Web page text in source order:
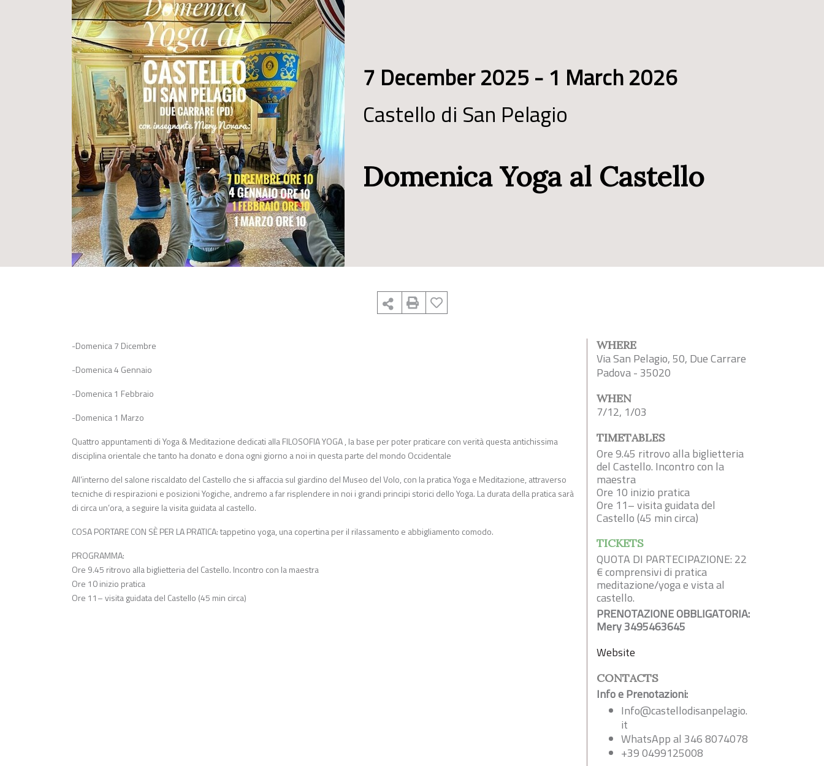
7 December 2025 - 1 March 2026
Castello di San Pelagio
Domenica Yoga al Castello
-Domenica 7 Dicembre
-Domenica 4 Gennaio
-Domenica 1 Febbraio
-Domenica 1 Marzo
Quattro appuntamenti di Yoga & Meditazione dedicati alla FILOSOFIA YOGA , la base per poter praticare con verità questa antichissima
disciplina orientale che tanto ha donato e dona ogni giorno a noi in questa parte del mondo Occidentale
All’interno del salone riscaldato del Castello che si affaccia sul giardino del Museo del Volo, con la pratica Yoga e Meditazione, attraverso
tecniche di respirazioni e posizioni Yogiche, andremo a far risplendere in noi i grandi principi storici dello Yoga. La durata della pratica sarà
di circa un’ora, a seguire la visita guidata al castello.
COSA PORTARE CON SÈ PER LA PRATICA: tappetino yoga, una copertina per il rilassamento e abbigliamento comodo.
PROGRAMMA:
Ore 9.45 ritrovo alla biglietteria del Castello. Incontro con la maestra
Ore 10 inizio pratica
Ore 11– visita guidata del Castello (45 min circa)
WHERE
Via San Pelagio, 50, Due Carrare
Padova - 35020
WHEN
7/12, 1/03
TIMETABLES
Ore 9.45 ritrovo alla biglietteria
del Castello. Incontro con la
maestra
Ore 10 inizio pratica
Ore 11– visita guidata del
Castello (45 min circa)
TICKETS
QUOTA DI PARTECIPAZIONE: 22
€ comprensivi di pratica
meditazione/yoga e vista al
castello.
PRENOTAZIONE OBBLIGATORIA:
Mery 3495463645
Website
CONTACTS
Info e Prenotazioni:
Info@castellodisanpelagio.
it
WhatsApp al 346 8074078
+39 0499125008